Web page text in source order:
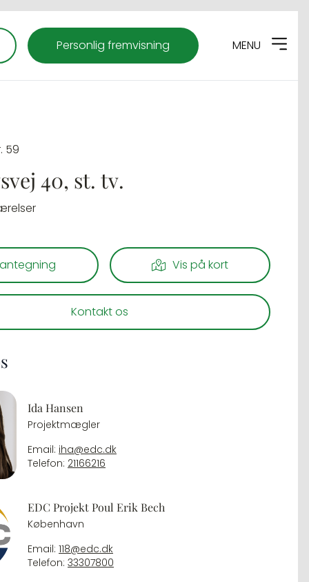
Personlig fremvisning MENU
59
40, st. tv.
Vis på kort
Kontakt os
Ida Hansen
Projektmægler
Email: iha@edc.dk
Telefon: 21166216
EDC Projekt Poul Erik Bech
København
Email: 118@edc.dk
Telefon: 33307800